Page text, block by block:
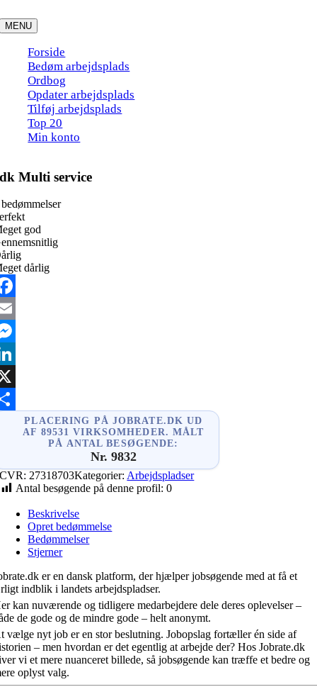
to
content
MENU
Forside
Bedøm arbejdsplads
Ordbog
Opdater arbejdsplads
Tilføj arbejdsplads
Top 20
Min konto
dk Multi service
god
dårlig
PLACERING PÅ JOBRATE.DK UD
AF 89531 VIRKSOMHEDER. MÅLT
PÅ ANTAL BESØGENDE:
Nr. 9832
CVR: 27318703Kategorier: Arbejdspladser
Antal besøgende på denne profil: 0
Beskrivelse
Opret bedømmelse
Bedømmelser
Stjerner
er en dansk platform, der hjælper jobsøgende med at få et
indblik i landets arbejdspladser.
kan nuværende og tidligere medarbejdere dele deres oplevelser –
de gode og de mindre gode – helt anonymt.
vælge nyt job er en stor beslutning. Jobopslag fortæller én side af
– men hvordan er det egentlig at arbejde der? Hos Jobrate.dk
vi et mere nuanceret billede, så jobsøgende kan træffe et bedre og
oplyst valg.